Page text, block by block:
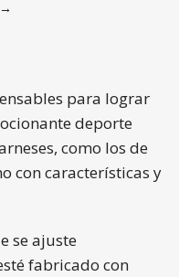
→
para lograr
deporte
como los de
con características y
se ajuste
fabricado con